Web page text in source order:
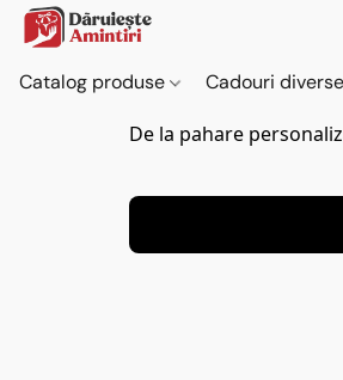
Catalog produse Cadouri
De la pahare